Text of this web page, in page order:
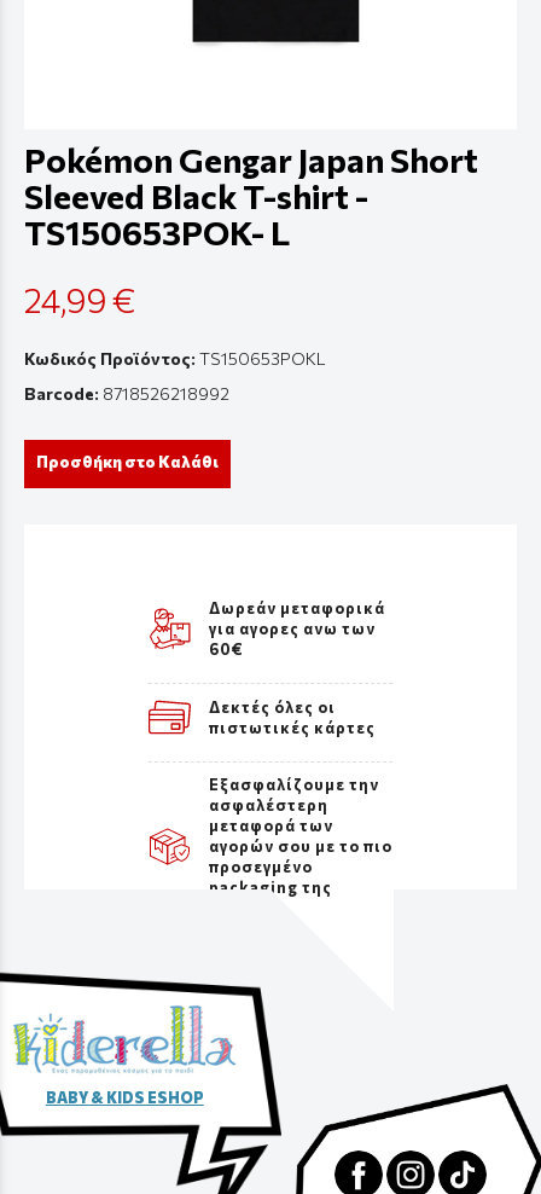
Pokémon Gengar Japan Short
Sleeved Black T-shirt -
TS150653POK- L
24,99 €
Κωδικός Προϊόντος: TS150653POKL
Barcode: 8718526218992
Προσθήκη στο Καλάθι
Δωρεάν μεταφορικά
για αγορες ανω των
60€
Δεκτές όλες οι
πιστωτικές κάρτες
Εξασφαλίζουμε την
ασφαλέστερη
μεταφορά των
αγορών σου με το πιο
προσεγμένο
packaging της
BABY & KIDS ESHOP